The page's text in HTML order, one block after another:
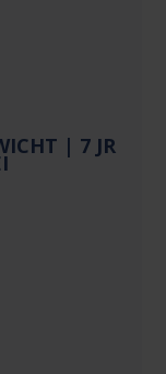
| 7 JR